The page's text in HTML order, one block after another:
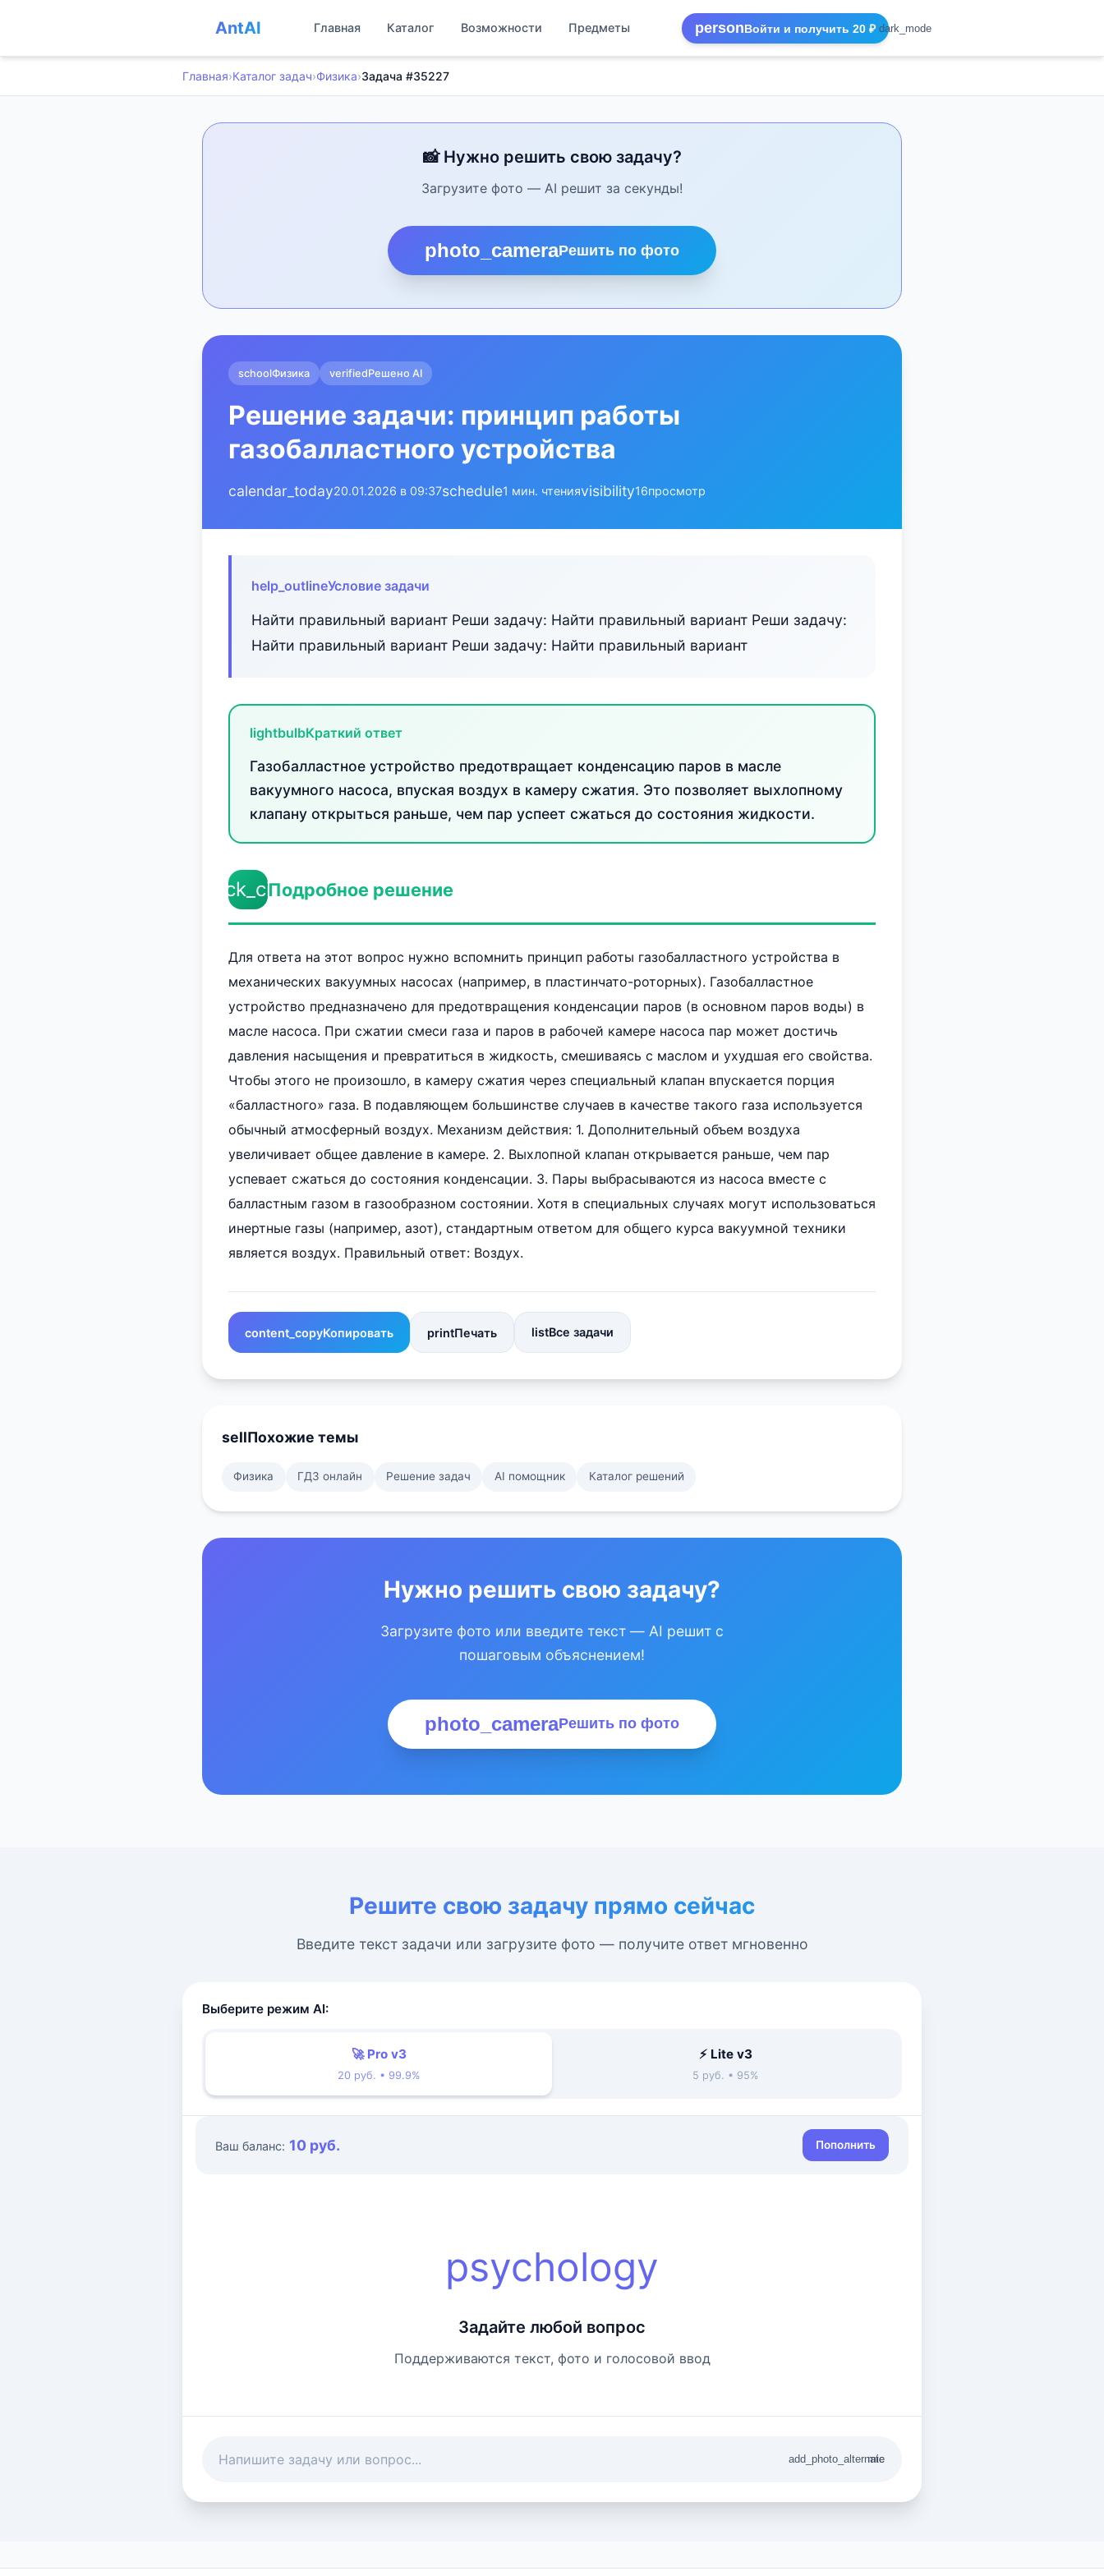
AntAI Главная Каталог Возможности Предметы personВойти и получить 20 ₽ dark_mode
Главная›Каталог задач›Физика›Задача #35227
📸 Нужно решить свою задачу?
Загрузите фото — AI решит за секунды!
photo_cameraРешить по фото
schoolФизика verifiedРешено AI
Решение задачи: принцип работы
газобалластного устройства
calendar_today20.01.2026 в 09:37schedule1 мин. чтенияvisibility16просмотр
help_outlineУсловие задачи
Найти правильный вариант Реши задачу: Найти правильный вариант Реши задачу:
Найти правильный вариант Реши задачу: Найти правильный вариант
lightbulbКраткий ответ
Газобалластное устройство предотвращает конденсацию паров в масле
вакуумного насоса, впуская воздух в камеру сжатия. Это позволяет выхлопному
клапану открыться раньше, чем пар успеет сжаться до состояния жидкости.
check_circleПодробное решение
Для ответа на этот вопрос нужно вспомнить принцип работы газобалластного устройства в
механических вакуумных насосах (например, в пластинчато-роторных). Газобалластное
устройство предназначено для предотвращения конденсации паров (в основном паров воды) в
масле насоса. При сжатии смеси газа и паров в рабочей камере насоса пар может достичь
давления насыщения и превратиться в жидкость, смешиваясь с маслом и ухудшая его свойства.
Чтобы этого не произошло, в камеру сжатия через специальный клапан впускается порция
«балластного» газа. В подавляющем большинстве случаев в качестве такого газа используется
обычный атмосферный воздух. Механизм действия: 1. Дополнительный объем воздуха
увеличивает общее давление в камере. 2. Выхлопной клапан открывается раньше, чем пар
успевает сжаться до состояния конденсации. 3. Пары выбрасываются из насоса вместе с
балластным газом в газообразном состоянии. Хотя в специальных случаях могут использоваться
инертные газы (например, азот), стандартным ответом для общего курса вакуумной техники
является воздух. Правильный ответ: Воздух.
content_copyКопировать printПечать listВсе задачи
sellПохожие темы
Физика ГДЗ онлайн Решение задач AI помощник Каталог решений
Нужно решить свою задачу?
Загрузите фото или введите текст — AI решит с
пошаговым объяснением!
photo_cameraРешить по фото
Решите свою задачу прямо сейчас
Введите текст задачи или загрузите фото — получите ответ мгновенно
Выберите режим AI:
🚀 Pro v3
20 руб. • 99.9%
⚡ Lite v3
5 руб. • 95%
Ваш баланс: 10 руб. Пополнить
psychology
Задайте любой вопрос
Поддерживаются текст, фото и голосовой ввод
add_photo_alternate
mic